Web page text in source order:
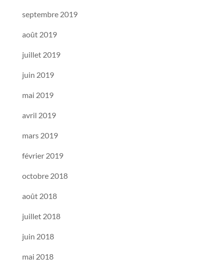
septembre 2019
août 2019
juillet 2019
juin 2019
mai 2019
avril 2019
mars 2019
février 2019
octobre 2018
août 2018
juillet 2018
juin 2018
mai 2018